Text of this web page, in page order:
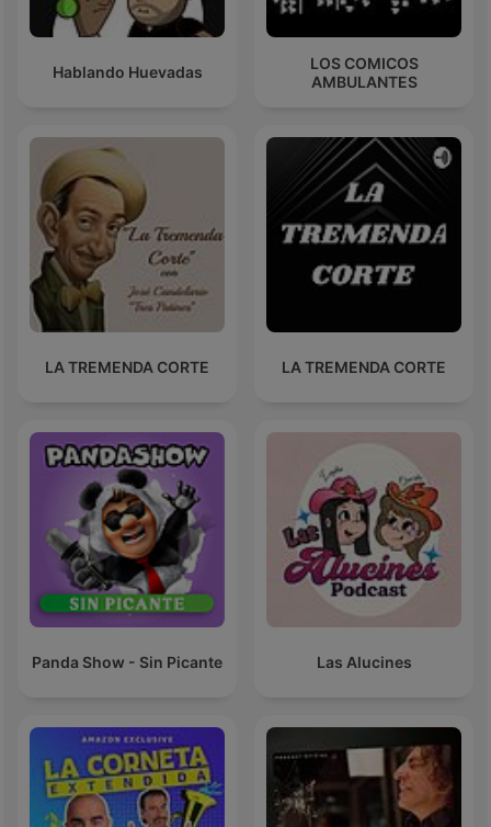
Hablando Huevadas
LOS COMICOS
AMBULANTES
LA TREMENDA CORTE LA TREMENDA CORTE
Panda Show - Sin Picante Las Alucines